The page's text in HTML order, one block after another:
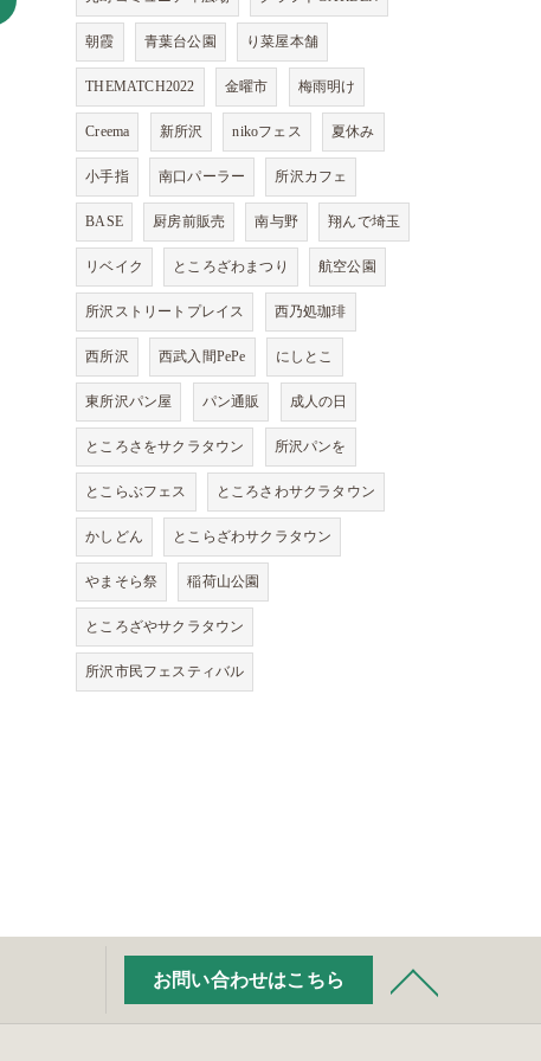
朝霞 青葉台公園 り菜屋本舗
THEMATCH2022 金曜市 梅雨明け
Creema 新所沢 nikoフェス 夏休み
小手指 南口パーラー 所沢カフェ
BASE 厨房前販売 南与野 翔んで埼玉
リベイク ところざわまつり 航空公園
所沢ストリートプレイス 西乃処珈琲
西所沢 西武入間PePe にしとこ
東所沢パン屋 パン通販 成人の日
ところさをサクラタウン 所沢パンを
とこらぶフェス ところさわサクラタウン
かしどん とこらざわサクラタウン
やまそら祭 稲荷山公園
ところざやサクラタウン
所沢市民フェスティバル
お問い合わせはこちら